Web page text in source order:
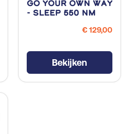
Go Your Own Way
- Sleep 550 NM
€ 129,00
Bekijken